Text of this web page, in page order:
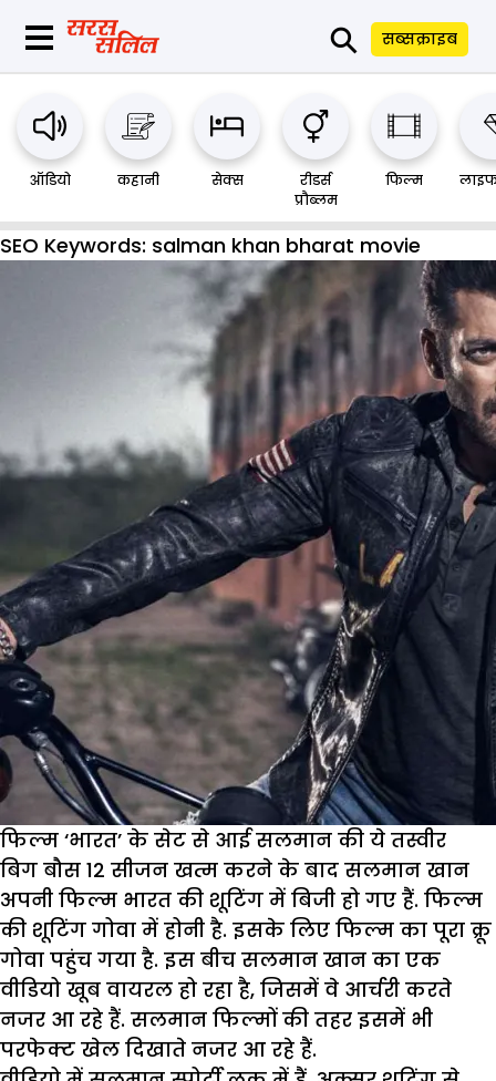
⚲ सब्सक्राइब
ऑडियो कहानी सेक्स
रीडर्स
प्रौब्लम
फिल्म
SEO Keywords: salman khan bharat movie
फिल्म ‘भारत’ के सेट से आई सलमान की ये तस्वीर
बिग बौस 12 सीजन खत्म करने के बाद सलमान खान
अपनी फिल्म भारत की शूटिंग में बिजी हो गए हैं. फिल्म
की शूटिंग गोवा में होनी है. इसके लिए फिल्म का पूरा क्रू
गोवा पहुंच गया है. इस बीच सलमान खान का एक
वीडियो खूब वायरल हो रहा है, जिसमें वे आर्चरी करते
नजर आ रहे हैं. सलमान फिल्मों की तहर इसमें भी
परफेक्ट खेल दिखाते नजर आ रहे हैं.